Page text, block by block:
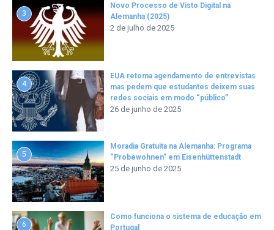
3
Novo Processo de Visto Digital na
Alemanha (2025)
2 de julho de 2025
4
EUA retoma agendamento de entrevistas
mas pedem que estudantes deixem suas
redes sociais em modo “público”
26 de junho de 2025
5
Moradia Gratuita na Alemanha: Programa
“Probewohnen” em Eisenhüttenstadt
25 de junho de 2025
6
Como funciona o sistema de educação em
Portugal